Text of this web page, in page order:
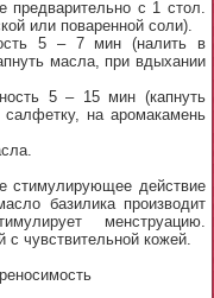
с 1 стол.
или поваренной соли).
5 – 7 мин (налить в
масла, при вдыхании
5 – 15 мин (капнуть
салфетку, на аромакамень
действие
базилика производит
менструацию.
чувствительной кожей.